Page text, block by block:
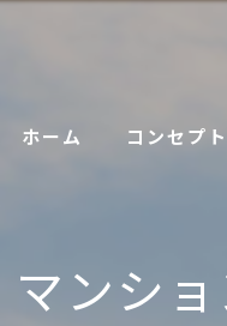
ホーム コンセプト
マンシ